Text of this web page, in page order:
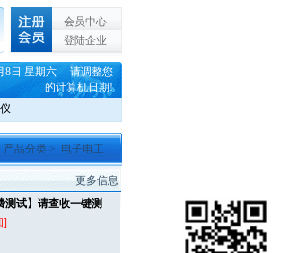
会员中心
登陆企业
8日 星期六 请调整您
的计算机日期!
产品分类 > 电子电工
更多信息
测试】请查收一键测
]